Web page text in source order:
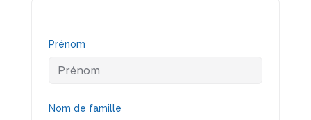
Prénom
Nom de famille